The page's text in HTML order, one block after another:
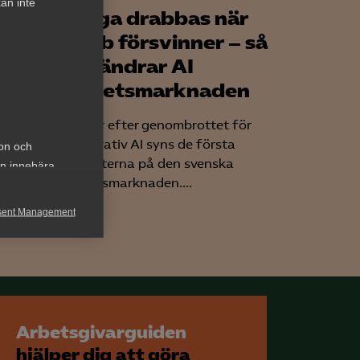
och
innebära
Management
Unga drabbas när
jobb försvinner – så
förändrar AI
arbetsmarknaden
Tre år efter genombrottet för
generativ AI syns de första
effekterna på den svenska
arbetsmarknaden....
Arbetsgivarguiden
hjälper dig att göra